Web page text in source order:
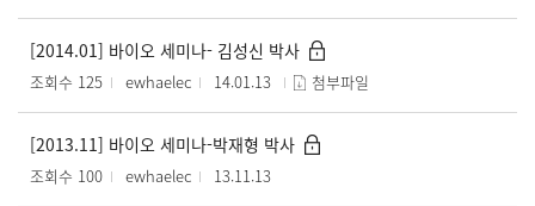
[2014.01] 바이오 세미나- 김성신 박사
조회수 125 ewhaelec 14.01.13 첨부파일
[2013.11] 바이오 세미나-박재형 박사
조회수 100 ewhaelec 13.11.13